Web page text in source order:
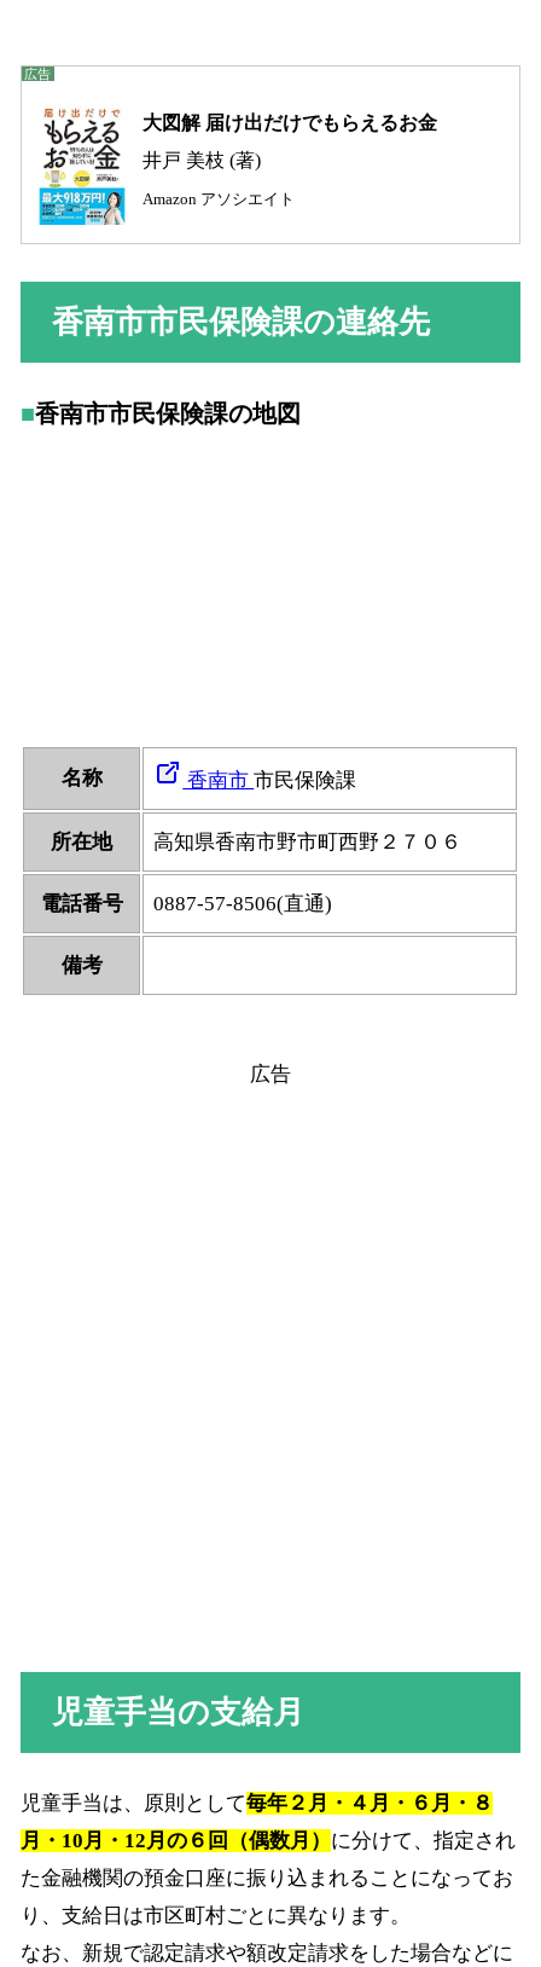
大図解 届け出だけでもらえるお金
井戸 美枝 (著)
Amazon アソシエイト
香南市市民保険課の連絡先
香南市市民保険課の地図
名称 香南市市民保険課
所在地 高知県香南市野市町西野２７０６
電話番号 0887-57-8506(直通)
備考
児童手当の支給月
児童手当は、原則として毎年２月・４月・６月・８
月・10月・12月の６回（偶数月） に分けて、指定され
た金融機関の預金口座に振り込まれることになってお
り、支給日は市区町村ごとに異なります。
なお、新規で認定請求や額改定請求をした場合などに